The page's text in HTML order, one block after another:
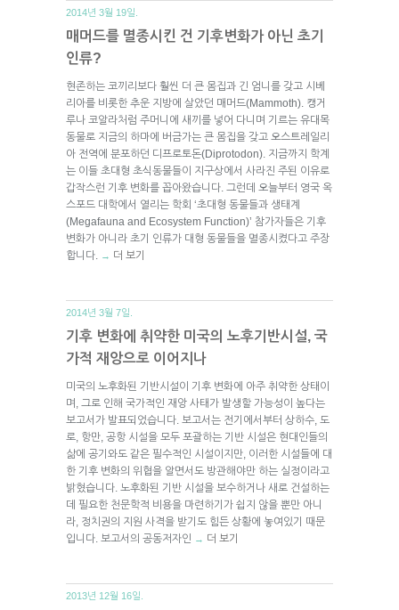
2014년 3월 19일.
매머드를 멸종시킨 건 기후변화가 아닌 초기
인류?
현존하는 코끼리보다 훨씬 더 큰 몸집과 긴 엄니를 갖고 시베
리아를 비롯한 추운 지방에 살았던 매머드(Mammoth). 캥거
루나 코알라처럼 주머니에 새끼를 넣어 다니며 기르는 유대목
동물로 지금의 하마에 버금가는 큰 몸집을 갖고 오스트레일리
아 전역에 분포하던 디프로토돈(Diprotodon). 지금까지 학계
는 이들 초대형 초식동물들이 지구상에서 사라진 주된 이유로
갑작스런 기후 변화를 꼽아왔습니다. 그런데 오늘부터 영국 옥
스포드 대학에서 열리는 학회 ‘초대형 동물들과 생태계
(Megafauna and Ecosystem Function)’ 참가자들은 기후
변화가 아니라 초기 인류가 대형 동물들을 멸종시켰다고 주장
합니다.
→ 더 보기
2014년 3월 7일.
기후 변화에 취약한 미국의 노후기반시설, 국
가적 재앙으로 이어지나
미국의 노후화된 기반시설이 기후 변화에 아주 취약한 상태이
며, 그로 인해 국가적인 재앙 사태가 발생할 가능성이 높다는
보고서가 발표되었습니다. 보고서는 전기에서부터 상하수, 도
로, 항만, 공항 시설을 모두 포괄하는 기반 시설은 현대인들의
삶에 공기와도 같은 필수적인 시설이지만, 이러한 시설들에 대
한 기후 변화의 위협을 알면서도 방관해야만 하는 실정이라고
밝혔습니다. 노후화된 기반 시설을 보수하거나 새로 건설하는
데 필요한 천문학적 비용을 마련하기가 쉽지 않을 뿐만 아니
라, 정치권의 지원 사격을 받기도 힘든 상황에 놓여있기 때문
입니다. 보고서의 공동저자인 → 더 보기
2013년 12월 16일.